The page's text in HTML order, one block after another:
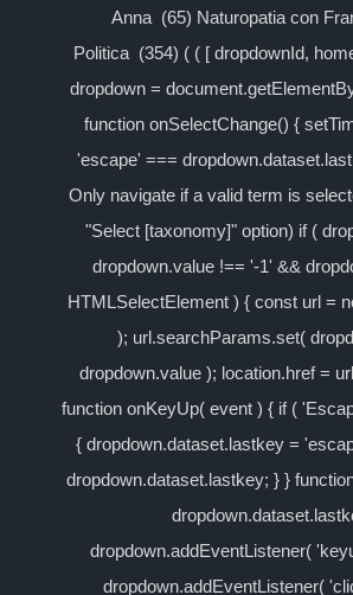
Anna (65) Naturopatia con
Politica (354) ( ( [ dropdownId,
dropdown =
function onSelectChange() {
'escape' ===
Only navigate if a valid term is
"Select [taxonomy]" option) if (
dropdown.value !== '-1' &&
HTMLSelectElement ) { const url =
); url.searchParams.set(
dropdown.value ); location.href =
function onKeyUp( event ) { if (
{ dropdown.dataset.lastkey =
dropdown.dataset.lastkey; } }
dropdown.addEventListener(
dropdown.addEventListener(